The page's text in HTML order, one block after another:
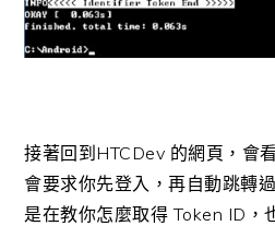
接著回到HTCDev 的網頁，會
會要求你先登入，再自動跳轉
是在教你怎麼取得 Token ID，